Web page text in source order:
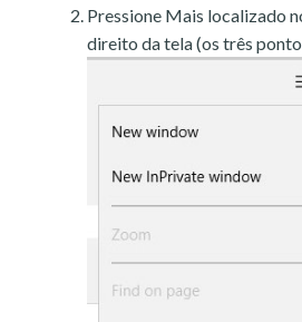
Pressione Mais localizado
direito da tela (os três